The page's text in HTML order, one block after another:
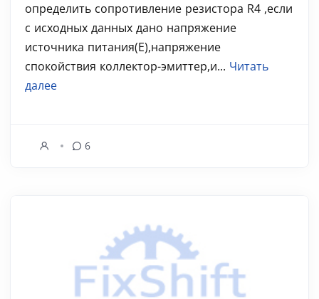
определить сопротивление резистора R4 ,если
с исходных данных дано напряжение
источника питания(Е),напряжение
спокойствия коллектор-эмиттер,и... Читать
далее
6